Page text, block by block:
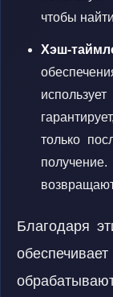
чтобы
Хэш-
только
Благодаря